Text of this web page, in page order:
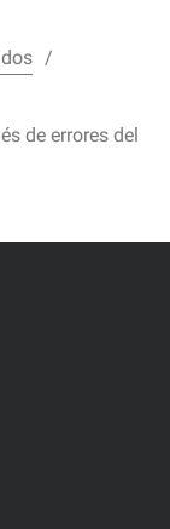
de errores del